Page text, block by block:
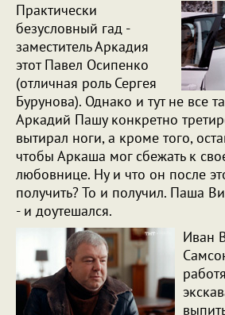
Практически
безусловный гад -
заместитель Аркадия
этот Павел Осипенко
(отличная роль Сергея
Бурунова). Однако и тут не все
Аркадий Пашу конкретно
вытирал ноги, а кроме того,
чтобы Аркаша мог сбежать к
любовнице. Ну и что он после
получить? То и получил. Паша
- и доутешался.
Иван